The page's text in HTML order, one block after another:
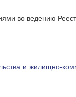
во ведению
и жилищно-